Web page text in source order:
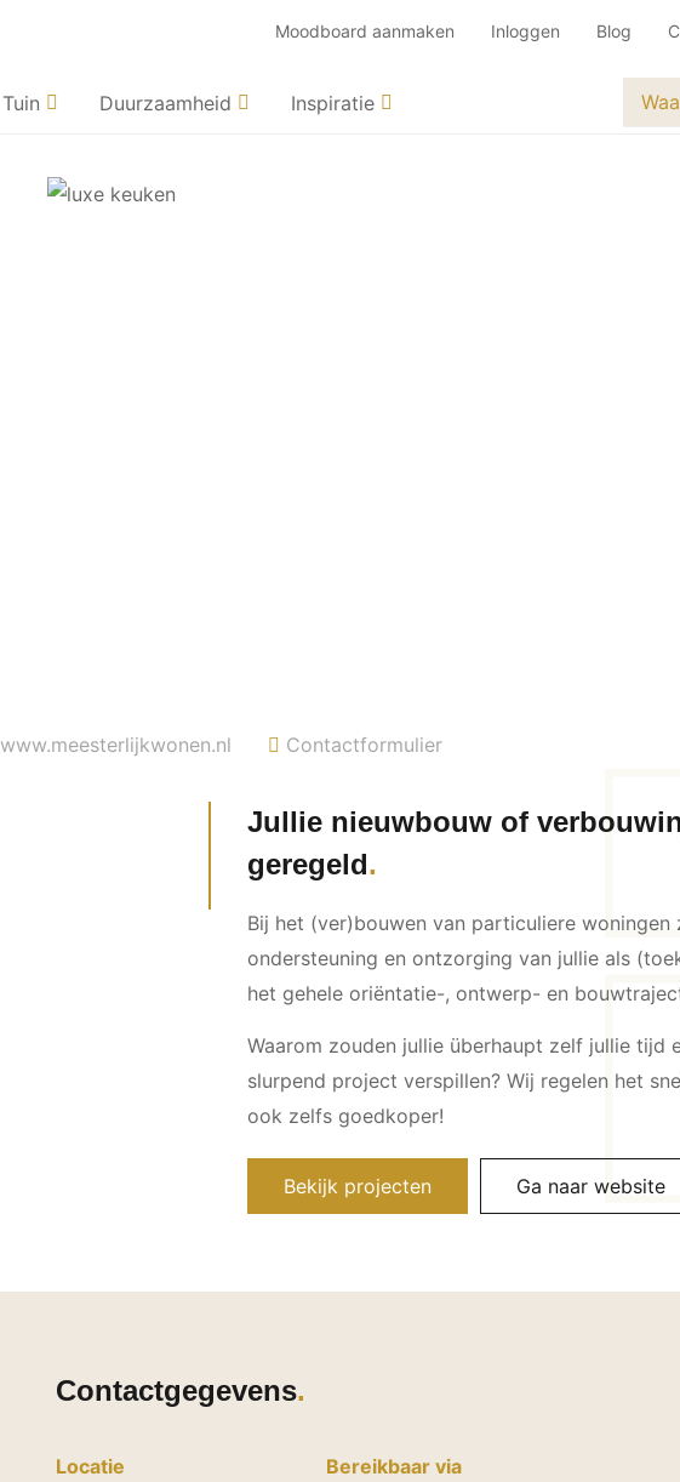
Moodboard aanmaken Inloggen Blog
Tuin Duurzaamheid Inspiratie
www.meesterlijkwonen.nl Contactformulier
Jullie nieuwbouw of
geregeld
Bij het (ver)bouwen van particuliere
ondersteuning en ontzorging van jullie als
het gehele oriëntatie-, ontwerp- en
Waarom zouden jullie überhaupt zelf jullie tijd
slurpend project verspillen? Wij regelen het
ook zelfs goedkoper!
Bekijk projecten Ga naar website
Contactgegevens
Locatie
Bereikbaar via